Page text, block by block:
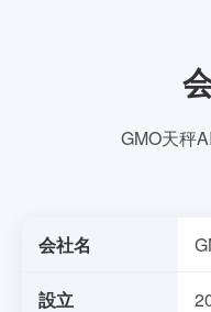
GMO天秤
会社名
設立